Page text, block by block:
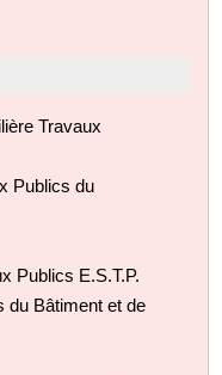
Travaux
Publics du
Publics E.S.T.P.
du Bâtiment et de